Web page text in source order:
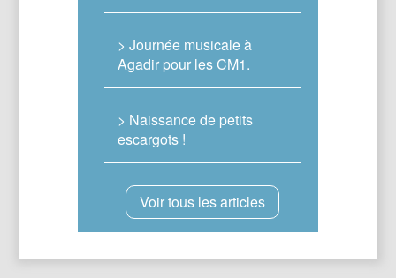
> Journée musicale à
Agadir pour les CM1.
> Naissance de petits
escargots !
Voir tous les articles